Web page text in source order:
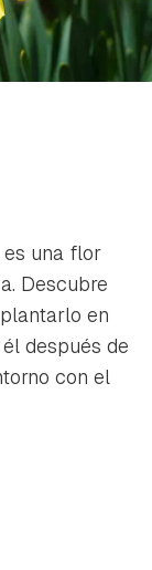
una flor
Descubre
en
después de
con el